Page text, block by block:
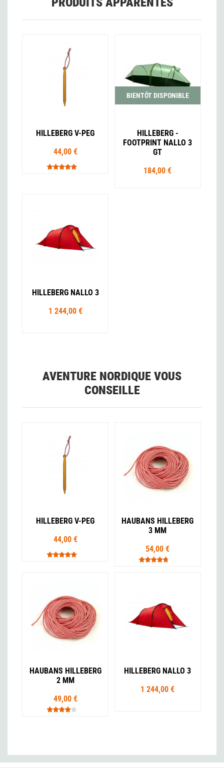
HILLEBERG V-PEG
44,00 €
BIENTÔT DISPONIBLE
HILLEBERG -
FOOTPRINT NALLO 3
GT
184,00 €
HILLEBERG NALLO 3
1 244,00 €
AVENTURE NORDIQUE VOUS
CONSEILLE
HILLEBERG V-PEG
44,00 €
HAUBANS HILLEBERG
3 MM
54,00 €
HAUBANS HILLEBERG
2 MM
49,00 €
HILLEBERG NALLO 3
1 244,00 €